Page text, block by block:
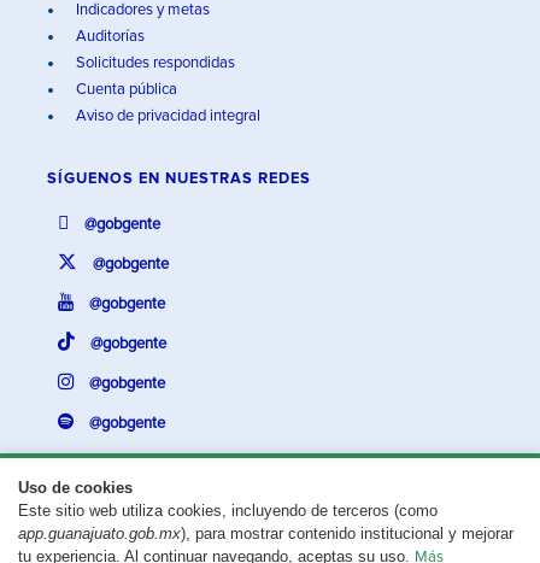
Uso de cookies
Este sitio web utiliza cookies, incluyendo de terceros (como
app.guanajuato.gob.mx), para mostrar contenido institucional y mejorar
tu experiencia. Al continuar navegando, aceptas su uso. Más
Indicadores y metas
Auditorías
Solicitudes respondidas
Cuenta pública
Aviso de privacidad integral
SÍGUENOS EN NUESTRAS REDES
@gobgente
@gobgente
@gobgente
@gobgente
@gobgente
@gobgente
¿Existe algún problema con esta página?Repórtalo aquí.